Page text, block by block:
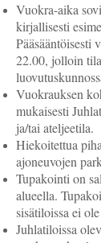
Vuokra-aika
kirjallisesti
Pääsääntöisesti
22.00, jolloin
Vuokrauksen
mukaisesti
ja/tai ateljeetila.
Hiekoitettua
ajoneuvojen
Tupakointi on
alueella.
sisätiloissa ei
Juhlatiloissa